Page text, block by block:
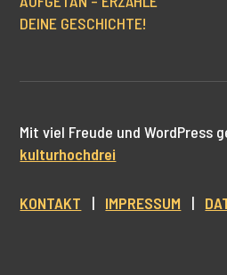
DEINE GESCHICHTE!
Mit viel Freude und WordPress
kulturhochdrei
KONTAKT | IMPRESSUM |